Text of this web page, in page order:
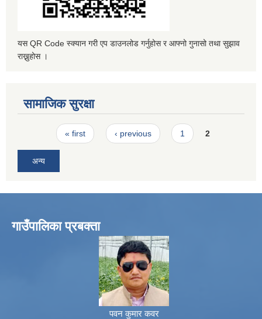
यस QR Code स्क्यान गरी एप डाउनलोड गर्नुहोस र आफ्नो गुनासो तथा सुझाव
राख्नुहोस ।
सामाजिक सुरक्षा
Pages« first ‹ previous 1 2
अन्य
गाउँपालिका प्रबक्ता
पवन कुमार कवर